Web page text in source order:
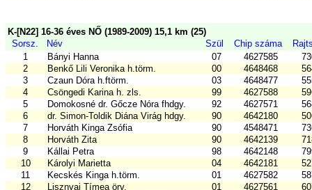
K-[N22] 16-36 éves NŐ (1989-2009) 15,1 km (25)
Sorsz.
Név Szül Chip száma
1
Bányi Hanna 07 4627585
2
Benkő Lili Veronika h.törm. 00 4648468
3
Czaun Dóra h.ftörm. 03 4648477
4
Csöngedi Karina h. zls. 99 4627588
5
Domokosné dr. Gőcze Nóra fhdgy. 92 4627571
6
dr. Simon-Toldik Diána Virág hdgy. 90 4642180
7
Horváth Kinga Zsófia 90 4548471
8
Horváth Zita 90 4642139
9
Kállai Petra 98 4642148
10
Károlyi Marietta 04 4642181
11
Kecskés Kinga h.törm. 01 4627582
12
Lisznyai Tímea örv. 01 4627561